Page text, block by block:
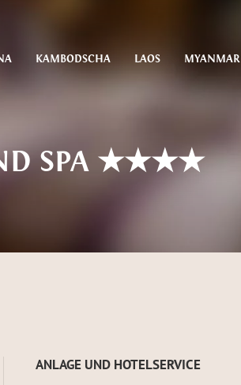
KAMBODSCHA LAOS MYANMAR
SPA ★★★★
ANLAGE UND HOTELSERVICE